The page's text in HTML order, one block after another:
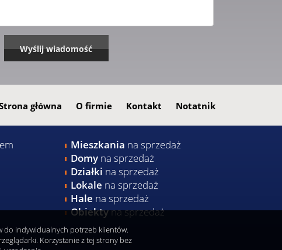
główna O firmie Kontakt Notatnik
Mieszkania na sprzedaż
Domy na sprzedaż
Działki na sprzedaż
Lokale na sprzedaż
Hale na sprzedaż
Obiektyna sprzedaż
do indywidualnych potrzeb klientów.
Korzystanie z tej strony bez